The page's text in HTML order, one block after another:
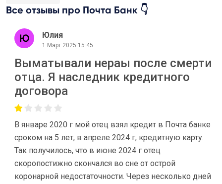
Все отзывы про Почта Банк 👇
Юлия
1 Март 2025 15:45
Выматывали нераы после смерти
отца. Я наследник кредитного
договора
В январе 2020 г мой отец взял кредит в Почта банке
сроком на 5 лет, в апреле 2024 г, кредитную карту.
Так получилось, что в июне 2024 г отец
скоропостижно скончался во сне от острой
коронарной недостаточности. Через несколько дней